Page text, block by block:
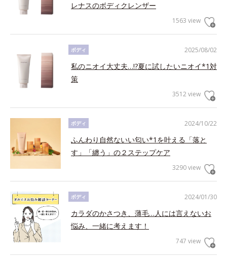
レナスのボディクレンザー
1563 view
2025/08/02
ボディ
私のニオイ大丈夫…!?夏に試したいニオイ*1対
策
3512 view
2024/10/22
ボディ
ふんわり自然ないい匂い*1を叶える「落と
す」「纏う」の２ステップケア
3290 view
2024/01/30
ボディ
カラダのかさつき、薄毛…人には言えないお
悩み、一緒に考えます！
747 view